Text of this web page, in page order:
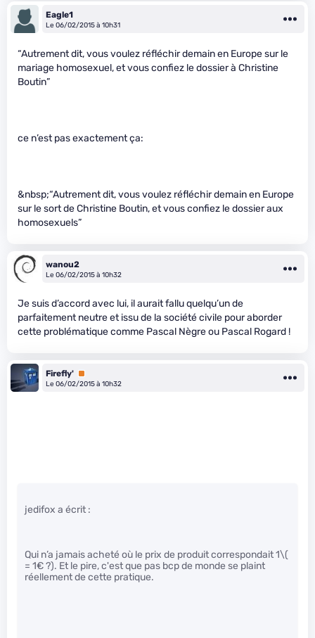
Eagle1
Le 06/02/2015 à 10h31
“Autrement dit, vous voulez réfléchir demain en Europe sur le
mariage homosexuel, et vous confiez le dossier à Christine
Boutin”
ce n’est pas exactement ça:
&nbsp;“Autrement dit, vous voulez réfléchir demain en Europe
sur le sort de Christine Boutin, et vous confiez le dossier aux
homosexuels”
wanou2
Le 06/02/2015 à 10h32
Je suis d’accord avec lui, il aurait fallu quelqu’un de
parfaitement neutre et issu de la société civile pour aborder
cette problématique comme Pascal Nègre ou Pascal Rogard !
Firefly' Premium
Le 06/02/2015 à 10h32
jedifox a écrit :
Qui n’a jamais acheté où le prix de produit correspondait 1\(
= 1€ ?). Et le pire, c'est que pas bcp de monde se plaint
réellement de cette pratique.